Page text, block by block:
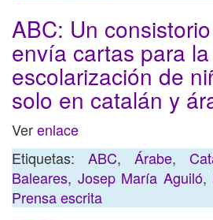
ABC: Un
envía cartas para la
escolarización de
solo en catalán y
Verenlace
Etiquetas: ABC, Árabe,
Baleares, Josep María Aguiló,
Prensa escrita